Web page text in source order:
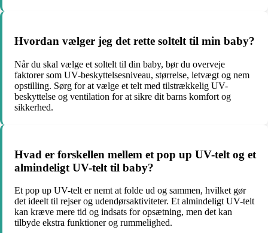
Hvordan vælger jeg det rette soltelt til min baby?
Når du skal vælge et soltelt til din baby, bør du overveje
faktorer som UV-beskyttelsesniveau, størrelse, letvægt og nem
opstilling. Sørg for at vælge et telt med tilstrækkelig UV-
beskyttelse og ventilation for at sikre dit barns komfort og
sikkerhed.
Hvad er forskellen mellem et pop up UV-telt og et
almindeligt UV-telt til baby?
Et pop up UV-telt er nemt at folde ud og sammen, hvilket gør
det ideelt til rejser og udendørsaktiviteter. Et almindeligt UV-telt
kan kræve mere tid og indsats for opsætning, men det kan
tilbyde ekstra funktioner og rummelighed.